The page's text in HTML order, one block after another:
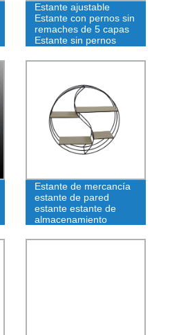
Estante ajustable
Estante con pernos sin
remaches de 5 capas
Estante sin pernos
Estante de mercancía
estante de pared
estante estante de
almacenamiento